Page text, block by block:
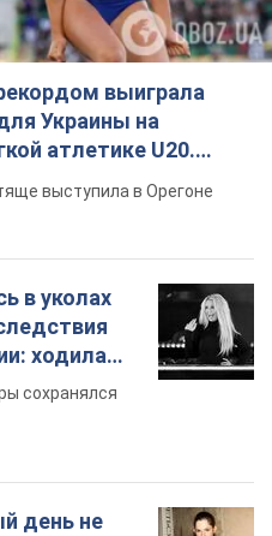
выиграла
Украины на
атлетике U20.
выступила в Орегоне
в уколах
ходила
сохранялся
день не